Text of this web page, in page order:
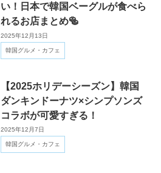
い！日本で韓国ベーグルが食べら
れるお店まとめ🥯
2025年12月13日
韓国グルメ・カフェ
【2025ホリデーシーズン】韓国
ダンキンドーナツ×シンプソンズ
コラボが可愛すぎる！
2025年12月7日
韓国グルメ・カフェ